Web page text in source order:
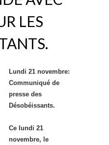
LES
Lundi 21 novembre:
Communiqué de
presse des
Désobéissants.
Ce lundi 21
novembre, le